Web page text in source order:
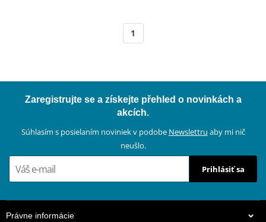
1
Zaregistrujte se a získejte přehled o novinkách a
akcích.
Súhlasím s posielaním noviniek v podobe Newslettru aby mi nič
neušlo.
Prihlásiť sa
Právne informácie